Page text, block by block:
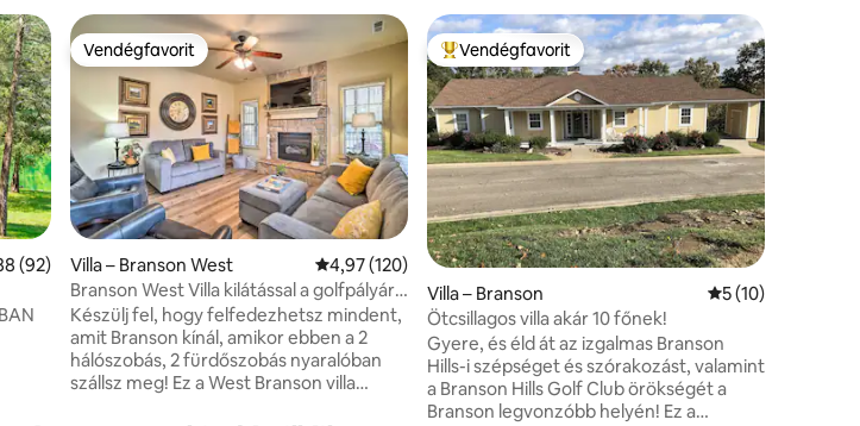
értékelés: 5/4,88, 92 vélemény
(92)
Vendégfavorit
Vendégfavorit
Villa – Branson West Átlagos értékelés: 5/4,97, 120 vélemény
4,97 (120)
Branson West Villa kilátással a golfpályára
és medencével!
Készülj fel, hogy felfedezhetsz mindent,
amit Branson kínál, amikor ebben a 2
hálószobás, 2 fürdőszobás nyaralóban
szállsz meg! Ez a West Branson villa
Kiemelt vendégfavorit
Vendégfavorit
Villa – Branson Átlagos
5 (10)
Ötcsillagos villa akár 10 főnek!
Gyere, és éld át az izgalmas Branson
Hills-i szépséget és szórakozást, valamint
a Branson Hills Golf Club örökségét a
Branson legvonzóbb helyén! Ez a